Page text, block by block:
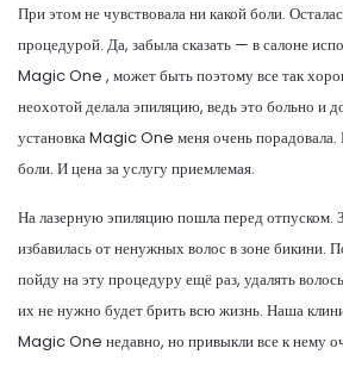
При этом не чувствовала ни какой боли.
процедурой. Да, забыла сказать — в салоне
Magic One , может быть поэтому все так
неохотой делала эпиляцию, ведь это больно и
установка Magic One меня очень
боли. И цена за услугу приемлемая.
На лазерную эпиляцию пошла перед отпуском.
избавилась от ненужных волос в зоне бикини.
пойду на эту процедуру ещё раз, удалять
их не нужно будет брить всю жизнь. Наша
Magic One недавно, но привыкли все к нему